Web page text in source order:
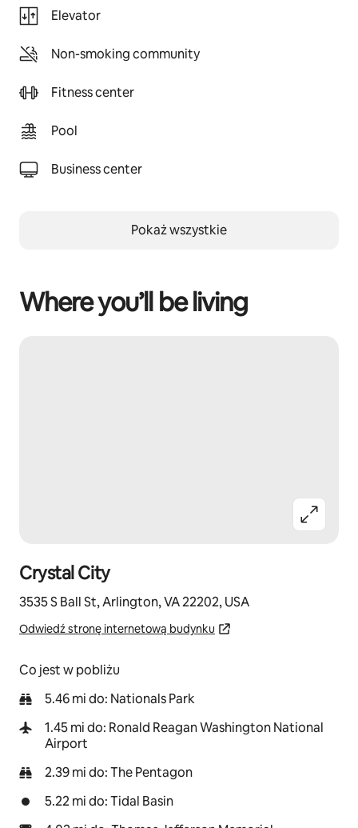
Elevator
Non-smoking community
Fitness center
Pool
Business center
Pokaż wszystkie
Where you’ll be living
Crystal City
3535 S Ball St, Arlington, VA 22202, USA
Odwiedź stronę internetową budynku
Co jest w pobliżu
5.46 mi do: Nationals Park
1.45 mi do: Ronald Reagan Washington National
Airport
2.39 mi do: The Pentagon
5.22 mi do: Tidal Basin